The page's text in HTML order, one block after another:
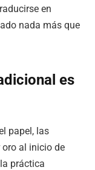
en
nada más que
es
papel, las
al inicio de
práctica